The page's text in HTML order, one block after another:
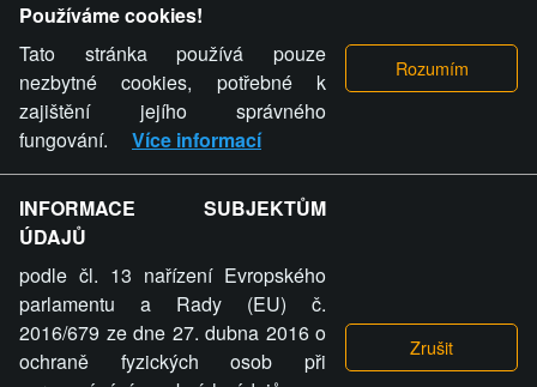
videa a komentáře. Osoba, které se toto opatření provozovatele
stránky týče, ani osoba, která umístila fotografii nebo video na
stránku, nemůže z důvodu odstranění fotografie, videa nebo
komentáře pro výše uvedenou okolnost uplatnit vůči
provozovateli stránky žádný nárok na náhradu škody nebo
nemajetkové újmy.
ZVRÁCENÝ.CZ - Svět není zvrácenej. To jen
ty lidi...
Používáme cookies!
Tato stránka používá pouze
nezbytné cookies, potřebné k
zajištění jejího správného
fungování.
Více informací
INFORMACE SUBJEKTŮM
ÚDAJŮ
podle čl. 13 nařízení Evropského
parlamentu a Rady (EU) č.
2016/679 ze dne 27. dubna 2016 o
ochraně fyzických osob při